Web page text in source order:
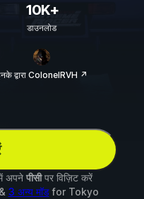
10K+
डाउनलोड
द्वारा ColonelRVH ↗
अपने पीसीपर विज़िट करें
3 अन्य मॉडfor Tokyo